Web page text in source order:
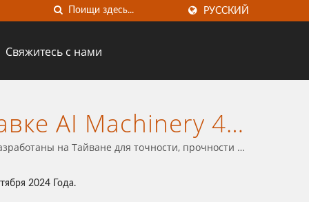
РУССКИЙ
Свяжитесь с нами
AI Machinery 4
В Карбидных
| Guass
на Тайване для точности, прочности и
2024 Года.